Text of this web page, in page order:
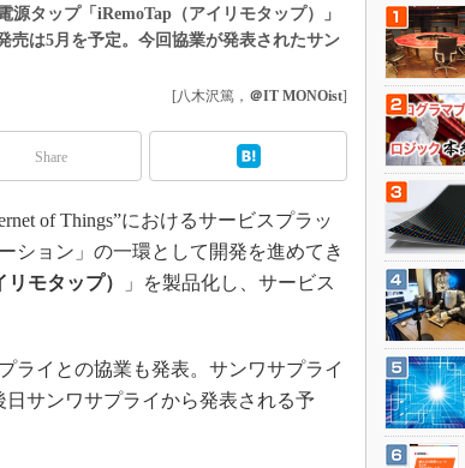
FRONTIER
AUTOMOTIVE WORLD
産業オープンネット展
組み込み画像技術
組み込みモデリング
ISO26262
3Dプリンタ
イノベーション
タップ「iRemoTap（アイリモタップ）」
売は5月を予定。今回協業が発表されたサン
[八木沢篤， ＠IT MONOist]
Share
of Things”におけるサービスプラッ
ション」の一環として開発を進めてき
モタップ）
」を製品化し、サービス
イとの協業も発表。サンワサプライ
サンワサプライから発表される予